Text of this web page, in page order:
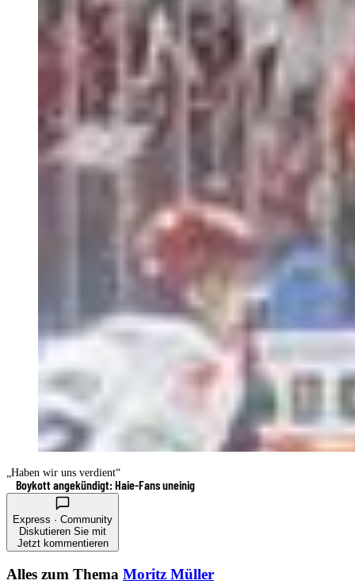
„Haben wir uns verdient“
Boykott angekündigt: Haie-Fans uneinig
Express · Community
Diskutieren Sie mit
Jetzt kommentieren
Alles zum Thema Moritz Müller